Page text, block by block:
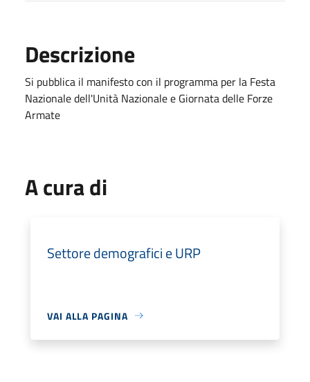
Descrizione
Si pubblica il manifesto con il programma per la Festa
Nazionale dell'Unità Nazionale e Giornata delle Forze
Armate
A cura di
Settore demografici e URP
VAI ALLA PAGINA